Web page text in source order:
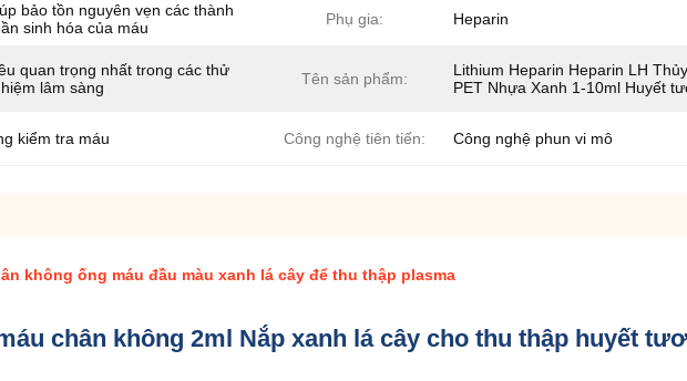
bảo tồn nguyên vẹn các thành
sinh hóa của máu
Phụ gia: Heparin
quan trọng nhất trong các thử
lâm sàng
Tên sản phẩm:
Lithium Heparin Heparin LH
PET Nhựa Xanh 1-10ml Huyết
kiểm tra máu Công nghệ tiên tiến: Công nghệ phun vi mô
không ống máu đầu màu xanh lá cây để thu thập plasma
chân không 2ml Nắp xanh lá cây cho thu thập huyết